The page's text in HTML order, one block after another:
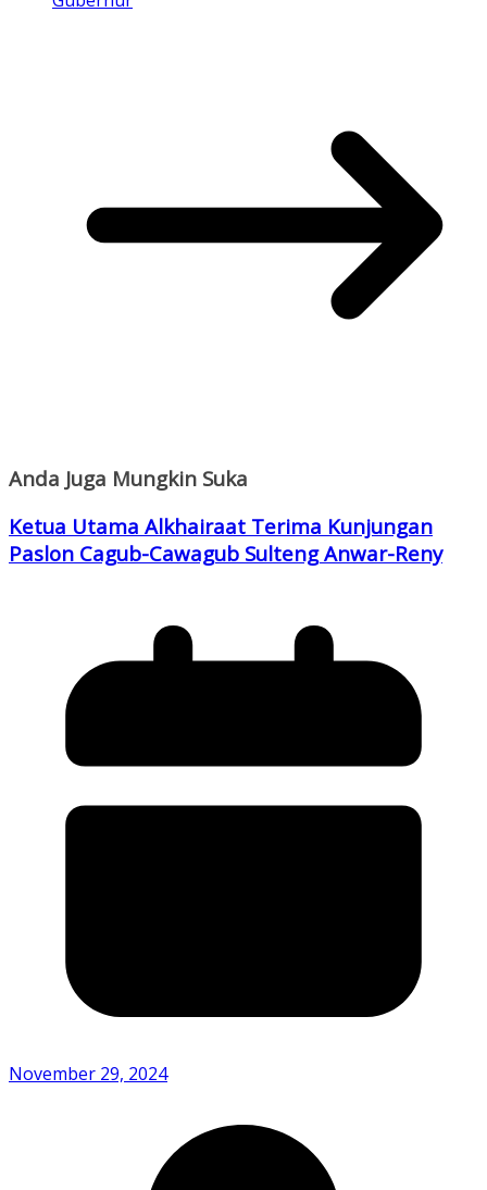
Anda Juga Mungkin Suka
Ketua Utama Alkhairaat Terima Kunjungan
Paslon Cagub-Cawagub Sulteng Anwar-Reny
November 29, 2024